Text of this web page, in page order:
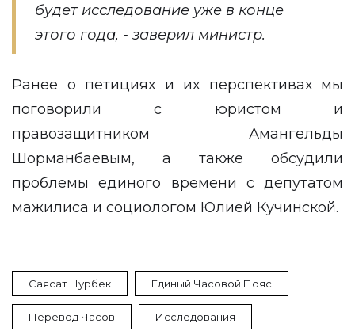
будет исследование уже в конце
этого года, - заверил министр.
Ранее о петициях и их перспективах мы
поговорилис юристом и
правозащитником Амангельды
Шорманбаевым, а также обсудили
проблемы единого времени с депутатом
мажилиса и социологом Юлией Кучинской.
Саясат Нурбек Единый Часовой Пояс
Перевод Часов Исследования